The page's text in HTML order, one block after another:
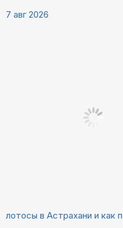
7 авг 2026
лотосы в Астрахани и как